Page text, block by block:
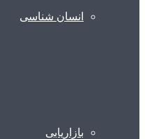
انسان شناسی
بازاریابی